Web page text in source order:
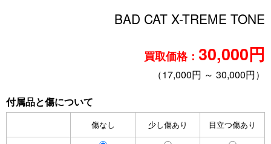
BAD CAT X-TREME TONE
買取価格： 30,000円
（17,000円 ～ 30,000円）
付属品と傷について
傷なし 少し傷あり 目立つ傷あり